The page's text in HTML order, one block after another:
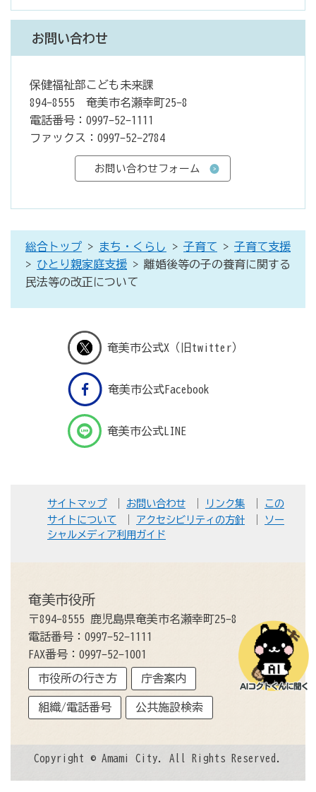
お問い合わせ
保健福祉部こども未来課
894-8555 奄美市名瀬幸町25-8
電話番号：0997-52-1111
ファックス：0997-52-2784
総合トップ > まち・くらし > 子育て > 子育て支援
> ひとり親家庭支援 > 離婚後等の子の養育に関する
民法等の改正について
奄美市公式X（旧twitter）
奄美市公式Facebook
奄美市公式LINE
サイトマップ お問い合わせ リンク集
この
サイトについて
アクセシビリティの方針
ソー
シャルメディア利用ガイド
奄美市役所
〒894-8555 鹿児島県奄美市名瀬幸町25-8
電話番号：0997-52-1111
FAX番号：0997-52-1001
市役所の行き方 庁舎案内
組織/電話番号 公共施設検索
Copyright © Amami City. All Rights Reserved.